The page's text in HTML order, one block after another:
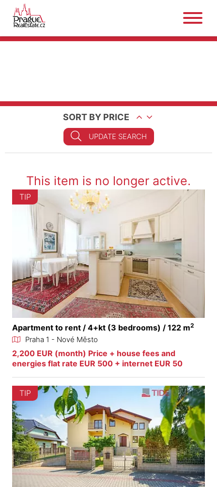
SORT BY PRICE
UPDATE SEARCH
This item is no longer active.
TIP
Apartment to rent / 4+kt (3 bedrooms) / 122 m2
Praha 1 - Nové Město
2,200 EUR (month) Price + house fees and
energies flat rate EUR 500 + internet EUR 50
TIP